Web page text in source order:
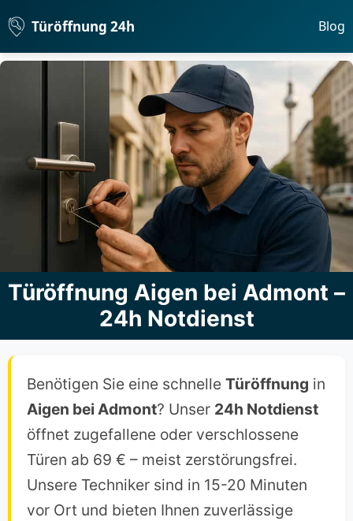
Türöffnung 24h Blog
Türöffnung Aigen bei Admont –
24h Notdienst
Benötigen Sie eine schnelle Türöffnung in
Aigen bei Admont? Unser 24h Notdienst
öffnet zugefallene oder verschlossene
Türen ab 69 € – meist zerstörungsfrei.
Unsere Techniker sind in 15-20 Minuten
vor Ort und bieten Ihnen zuverlässige